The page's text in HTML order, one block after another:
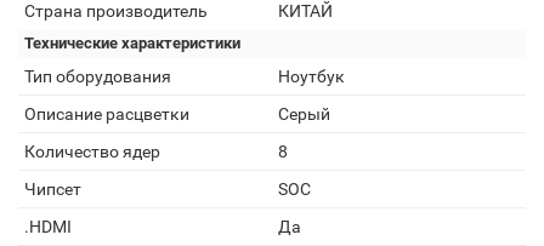
Страна производитель
КИТАЙ
Технические характеристики
Тип оборудования
Ноутбук
Описание расцветки
Серый
Количество ядер
8
Чипсет
SOC
.HDMI
Да